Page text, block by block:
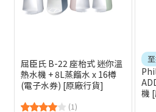
屈臣氏 B-22 座枱式 迷你溫
熱水機 + 8L蒸餾水 x 16樽
(電子水券) [原廠行貨]
(1)
機